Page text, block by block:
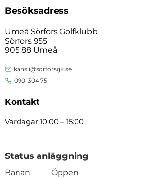
Besöksadress
Umeå Sörfors Golfklubb
Sörfors 955
905 88 Umeå
kansli@sorforsgk.se
090-304 75
Kontakt
Vardagar 10:00 – 15:00
Status anläggning
Banan
Öppen